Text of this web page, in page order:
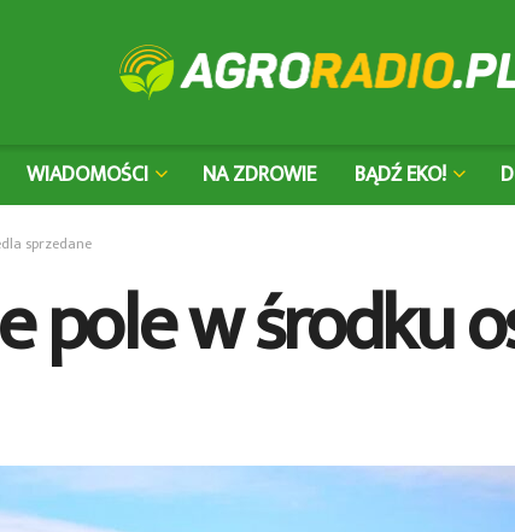
WIADOMOŚCI NA ZDROWIE BĄDŹ EKO!
sprzedane
pole w środku